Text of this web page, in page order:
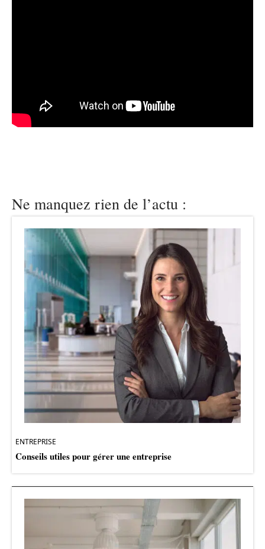
Ne manquez rien de l’actu :
ENTREPRISE
Conseils utiles pour gérer une entreprise